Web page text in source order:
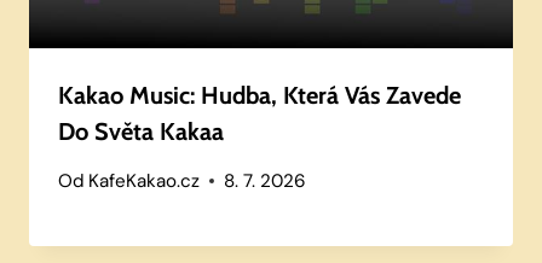
Kakao Music: Hudba, Která Vás Zavede
Do Světa Kakaa
Od KafeKakao.cz 8. 7. 2026